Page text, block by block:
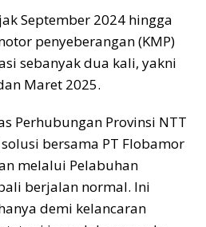
September 2024 hingga
penyeberangan (KMP)
sebanyak dua kali, yakni
Maret 2025.
Perhubungan Provinsi NTT
bersama PT Flobamor
melalui Pelabuhan
berjalan normal. Ini
demi kelancaran